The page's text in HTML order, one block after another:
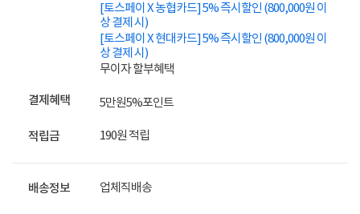
[토스페이 X 농협카드] 5% 즉시할인 (800,000원 이
상 결제 시)
[토스페이 X 현대카드] 5% 즉시할인 (800,000원 이
상 결제 시)
무이자 할부혜택
결제혜택 5만원5%포인트
적립금 190원 적립
배송정보 업체직배송